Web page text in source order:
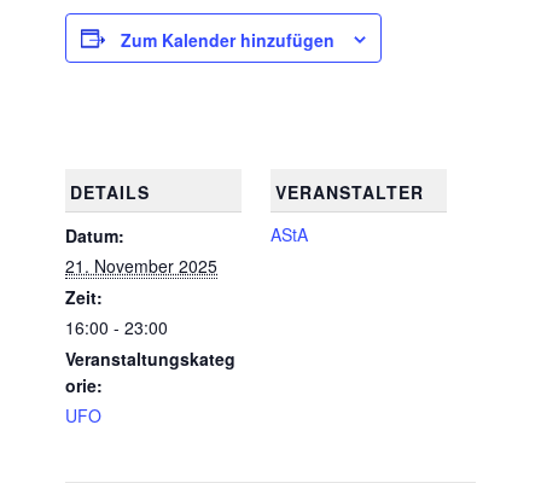
Zum Kalender hinzufügen
DETAILS
Datum:
21. November 2025
Zeit:
16:00 - 23:00
Veranstaltungskateg
orie:
UFO
VERANSTALTER
AStA